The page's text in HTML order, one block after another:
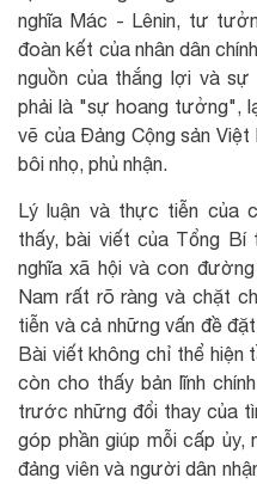
nghĩa Mác - Lênin, tư
đoàn kết của nhân dân
nguồn của thắng lợi và
phải là "sự hoang tưởng",
vẽ của Đảng Cộng sản
bôi nhọ, phủ nhận.
Lý luận và thực tiễn của
thấy, bài viết của Tổng Bí
nghĩa xã hội và con
Nam rất rõ ràng và chặt
tiễn và cả những vấn đề
Bài viết không chỉ thể hiện
còn cho thấy bản lĩnh
trước những đổi thay của
góp phần giúp mỗi cấp
đảng viên và người dân